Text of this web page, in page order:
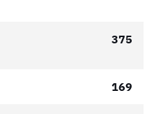
375
169